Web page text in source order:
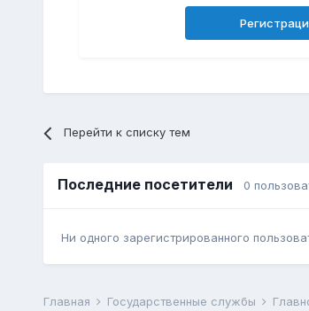
Перейти к списку тем
Последние посетители 0
Ни одного зарегистрированного
Главная Государственные службы